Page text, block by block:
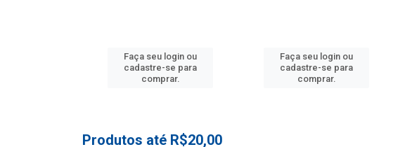
Faça seu login ou
cadastre-se para
comprar.
Faça seu login ou
cadastre-se para
comprar.
Produtos até R$20,00